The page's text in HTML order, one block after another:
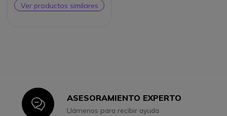
Ver productos similares
IconASESORAMIENTO EXPERTO
Llámenos para recibir ayuda